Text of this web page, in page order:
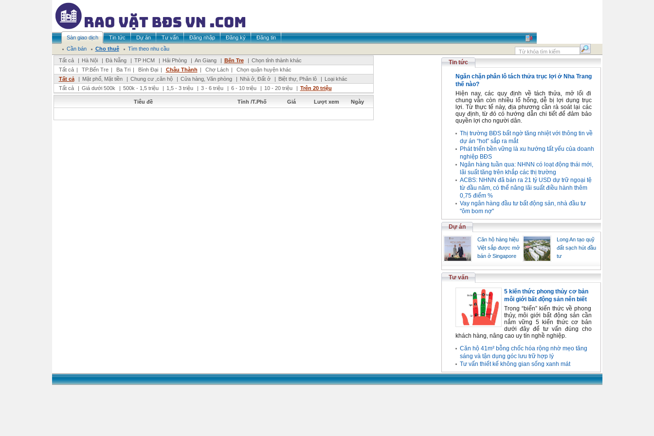
Sàn giao dịch Tin tức Dự án Tư vấn Đăng nhập Đăng ký
Đăng tin
Cần bán
Cho thuê
Tìm theo nhu cầu
Tất cả
| Hà Nội | Đà Nẵng | TP HCM | Hải Phòng | An Giang | Bến Tre | Chọn tỉnh thành khác
Tất cả | TP.Bến Tre | Ba Tri | Bình Đại | Châu Thành | Chợ Lách |
Chọn quận huyện khác
Tất cả
| Mặt phố, Mặt tiền | Chung cư ,căn hộ | Cửa hàng, Văn phòng | Nhà ở, Đất ở | Biệt thự, Phân lô | Loại khác
Tất cả
| Giá dưới 500k | 500k - 1,5 triệu | 1,5 - 3 triệu | 3 - 6 triệu | 6 - 10 triệu | 10 - 20 triệu | Trên 20 triệu
Tiêu đề Tỉnh /T.Phố Giá Lượt xem Ngày
Tin tức
Ngăn chặn phân lô tách thửa trục lợi ở Nha Trang
thế nào?
Hiện nay, các quy định về tách thửa, mở lối đi
chung vẫn còn nhiều lổ hổng, dễ bị lợi dụng trục
lợi. Từ thực tế này, địa phương cần rà soát lại các
quy định, từ đó có hướng dẫn chi tiết để đảm bảo
quyền lợi cho người dân.
Thị trường BĐS bất ngờ tăng nhiệt với thông tin về
dự án “hot” sắp ra mắt
Phát triển bền vững là xu hướng tất yếu của doanh
nghiệp BĐS
Ngân hàng tuần qua: NHNN có loạt động thái mới,
lãi suất tăng trên khắp các thị trường
ACBS: NHNN đã bán ra 21 tỷ USD dự trữ ngoại tệ
từ đầu năm, có thể nâng lãi suất điều hành thêm
0,75 điểm %
Vay ngân hàng đầu tư bất động sản, nhà đầu tư
"ôm bom nợ"
Dự án
Căn hộ hàng hiệu
Việt sắp được mở
bán ở Singapore
Long An tạo quỹ
đất sạch hút đầu
tư
Tư vấn
5 kiến thức phong thủy cơ bản
môi giới bất động sản nên biết
Trong “biển” kiến thức về phong
thủy, môi giới bất động sản cần
nắm vững 5 kiến thức cơ bản
dưới đây để tư vấn đúng cho
khách hàng, nâng cao uy tín nghề nghiệp.
Căn hộ 41m² bỗng chốc hóa rộng nhờ mẹo tăng
sáng và tận dụng góc lưu trữ hợp lý
Tư vấn thiết kế không gian sống xanh mát